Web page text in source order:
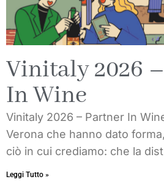
Vinitaly 2026
In Wine
Vinitaly 2026 – Partner In
Verona che hanno dato
ciò in cui crediamo: che la
Leggi Tutto »